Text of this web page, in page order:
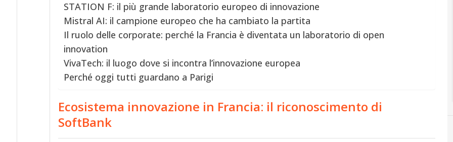
STATION F: il più grande laboratorio europeo di innovazione
Mistral AI: il campione europeo che ha cambiato la partita
Il ruolo delle corporate: perché la Francia è diventata un laboratorio di open
innovation
VivaTech: il luogo dove si incontra l’innovazione europea
Perché oggi tutti guardano a Parigi
Ecosistema innovazione in Francia: il riconoscimento di
SoftBank